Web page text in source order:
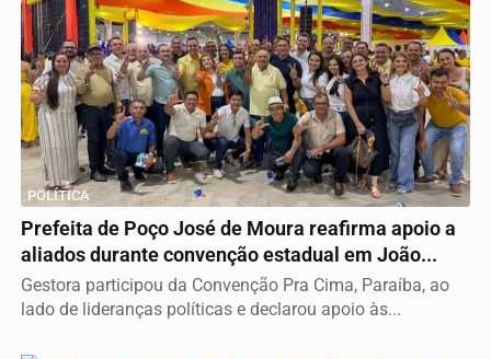
POLÍTICA
Prefeita de Poço José de Moura reafirma apoio a
aliados durante convenção estadual em João...
Gestora participou da Convenção Pra Cima, Paraíba, ao
lado de lideranças políticas e declarou apoio às...